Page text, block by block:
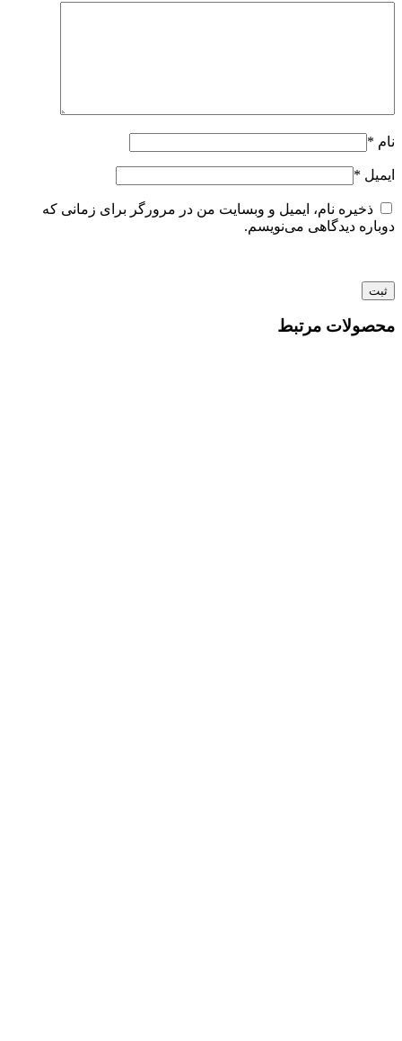
نام *
ایمیل *
ذخیره نام، ایمیل و وبسایت من در مرورگر برای زمانی که
دوباره دیدگاهی می‌نویسم.
محصولات مرتبط